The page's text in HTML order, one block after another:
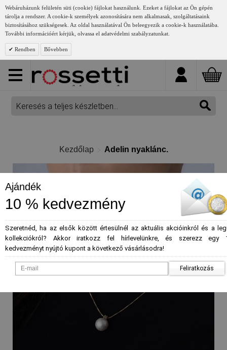
Webáruházunk felületén süti (cookie) fájlokat használunk. Ezeket a fájlokat az Ön gépén
tárolja a rendszer. A cookie-k személyek azonosítására nem alkalmasak, szolgáltatásaink
biztosításához szükségesek. Az oldal használatával Ön beleegyezik a cookie-k használatába.
További információért kérjük, olvassa el adatvédelmi szabályzatunkat.
Rendben Bővebben
Kezdőlap Adelin nyaklánc.
Ajándék
10 % kedvezmény
Szeretnéd, ha az elsők között értesülnél az aktuális akcióinkról és a
kollekciókról? Akkor iratkozz fel hírlevelünkre, és szerezz egy
kedvezményt nyújtó kupont a következő vásárlásodra!
Feliratkozás